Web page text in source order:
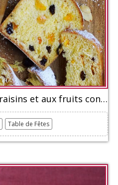
Panettone Italien aux raisins et aux fruits confits
Table de Fêtes